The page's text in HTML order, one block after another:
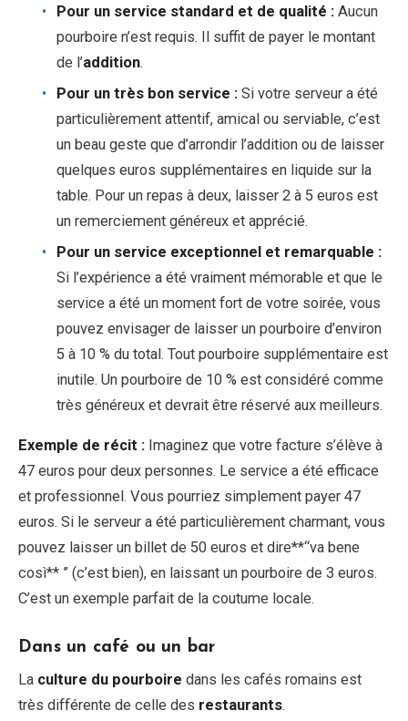
Pour un service standard et de qualité : Aucun
pourboire n’est requis. Il suffit de payer le montant
de l’addition.
Pour un très bon service : Si votre serveur a été
particulièrement attentif, amical ou serviable, c’est
un beau geste que d’arrondir l’addition ou de laisser
quelques euros supplémentaires en liquide sur la
table. Pour un repas à deux, laisser 2 à 5 euros est
un remerciement généreux et apprécié.
Pour un service exceptionnel et remarquable :
Si l’expérience a été vraiment mémorable et que le
service a été un moment fort de votre soirée, vous
pouvez envisager de laisser un pourboire d’environ
5 à 10 % du total. Tout pourboire supplémentaire est
inutile. Un pourboire de 10 % est considéré comme
très généreux et devrait être réservé aux meilleurs.
Exemple de récit : Imaginez que votre facture s’élève à
47 euros pour deux personnes. Le service a été efficace
et professionnel. Vous pourriez simplement payer 47
euros. Si le serveur a été particulièrement charmant, vous
pouvez laisser un billet de 50 euros et dire**“va bene
così** ” (c’est bien), en laissant un pourboire de 3 euros.
C’est un exemple parfait de la coutume locale.
Dans un café ou un bar
La culture du pourboire dans les cafés romains est
très différente de celle des restaurants.